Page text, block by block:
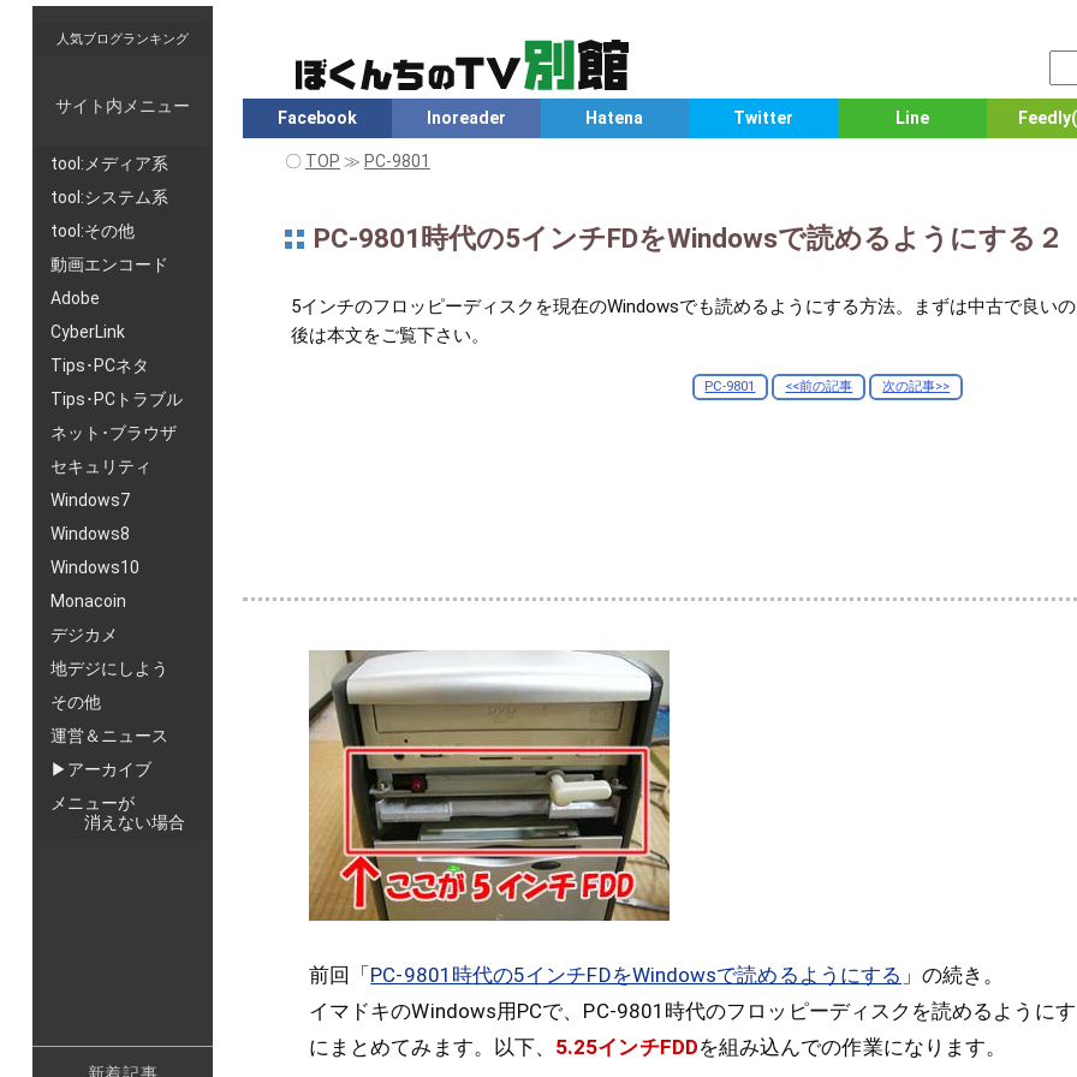
人気ブログランキング
サイト内メニュー
tool:メディア系
tool:システム系
tool:その他
動画エンコード
Adobe
CyberLink
Tips･PCネタ
Tips･PCトラブル
ネット･ブラウザ
セキュリティ
Windows7
Windows8
Windows10
Monacoin
デジカメ
地デジにしよう
その他
運営＆ニュース
▶アーカイブ
メニューが
消えない場合
Facebook Inoreader Hatena Twitter Line
〇 TOP ≫ PC-9801
PC-9801時代の5インチFDをWindowsで読めるようにする２
5インチのフロッピーディスクを現在のWindowsでも読めるようにする方法。まずは中古で良い
後は本文をご覧下さい。
PC-9801 <<前の記事 次の記事>>
前回「 PC-9801時代の5インチFDをWindowsで読めるようにする 」の続き。
イマドキのWindows用PCで、PC-9801時代のフロッピーディスクを読めるように
にまとめてみます。以下、 5.25インチFDDを組み込んでの作業になります。